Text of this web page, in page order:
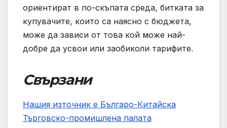
ориентират в по-скъпата среда, битката за
купувачите, които са наясно с бюджета,
може да зависи от това кой може най-
добре да усвои или заобиколи тарифите.
Свързани
Нашия източник е Българо-Китайска
Търговско-промишлена палaта